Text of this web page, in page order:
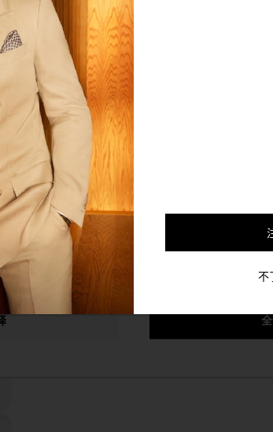
伙伴收集到的信息以及我们如何使用这些收集到的信息
资讯，请参阅我们的《隐私权政策》。我们会使用以下
伴会使用Cookie及其他的机制将您和您的社交网络联
选以下的选项以停止对您的该个人信息的收集。
不